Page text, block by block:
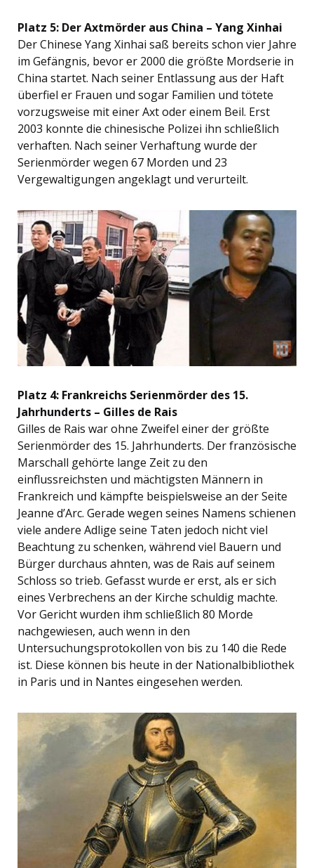
Platz 5: Der Axtmörder aus China – Yang Xinhai
Der Chinese Yang Xinhai saß bereits schon vier Jahre
im Gefängnis, bevor er 2000 die größte Mordserie in
China startet. Nach seiner Entlassung aus der Haft
überfiel er Frauen und sogar Familien und tötete
vorzugsweise mit einer Axt oder einem Beil. Erst
2003 konnte die chinesische Polizei ihn schließlich
verhaften. Nach seiner Verhaftung wurde der
Serienmörder wegen 67 Morden und 23
Vergewaltigungen angeklagt und verurteilt.
Platz 4: Frankreichs Serienmörder des 15.
Jahrhunderts – Gilles de Rais
Gilles de Rais war ohne Zweifel einer der größte
Serienmörder des 15. Jahrhunderts. Der französische
Marschall gehörte lange Zeit zu den
einflussreichsten und mächtigsten Männern in
Frankreich und kämpfte beispielsweise an der Seite
Jeanne d’Arc. Gerade wegen seines Namens schienen
viele andere Adlige seine Taten jedoch nicht viel
Beachtung zu schenken, während viel Bauern und
Bürger durchaus ahnten, was de Rais auf seinem
Schloss so trieb. Gefasst wurde er erst, als er sich
eines Verbrechens an der Kirche schuldig machte.
Vor Gericht wurden ihm schließlich 80 Morde
nachgewiesen, auch wenn in den
Untersuchungsprotokollen von bis zu 140 die Rede
ist. Diese können bis heute in der Nationalbibliothek
in Paris und in Nantes eingesehen werden.